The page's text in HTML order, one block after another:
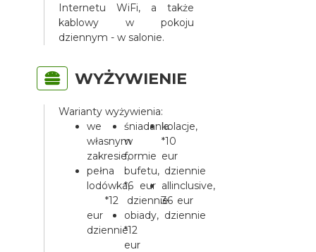
Internetu WiFi, a także
kablowy w pokoju
dziennym - w salonie.
WYŻYWIENIE
Warianty wyżywienia:
we
własnym
zakresie,
pełna
lodówka,
*12
eur
dziennie
śniadania
w
formie
bufetu,
*6 eur
dziennie
obiady,
*12
eur
kolacje,
*10
eur
dziennie
allinclusive,
36 eur
dziennie